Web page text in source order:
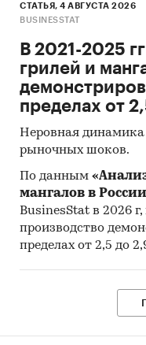
СТАТЬЯ, 4 АВГУСТА 2026
BUSINESSTAT
В 2021-2025
грилей и
пределах от
Неровная динамика
рыночных шоков.
По данным
мангалов в
BusinesStat в 2026 г,
производство
пределах от 2,5 до